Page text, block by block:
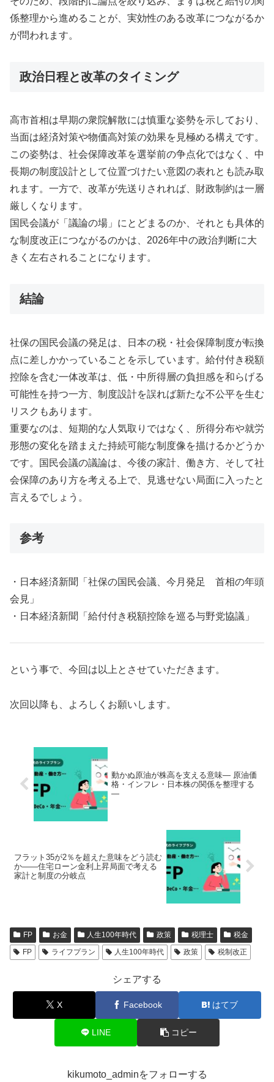
係整理から進めることが、実効性のある改革につながるか
が問われます。
政治日程と改革のタイミング
高市首相は早期の衆院解散には慎重な姿勢を示しており、
当面は経済対策や物価高対策の効果を見極める構えです。
この姿勢は、社会保障改革を選挙前の争点化ではなく、中
長期の制度設計として位置づけたい意図の表れとも読み取
れます。一方で、改革が先送りされれば、財政制約は一層
厳しくなります。
国民会議が「議論の場」にとどまるのか、それとも具体的
な制度改正につながるのかは、2026年中の政治判断に大
きく左右されることになります。
結論
社保の国民会議の発足は、日本の税・社会保障制度が転換
点に差しかかっていることを示しています。給付付き税額
控除を含む一体改革は、低・中所得層の負担感を和らげる
可能性を持つ一方、制度設計を誤れば新たな不公平を生む
リスクもあります。
重要なのは、短期的な人気取りではなく、所得分布や就労
形態の変化を踏まえた持続可能な制度像を描けるかどうか
です。国民会議の議論は、今後の家計、働き方、そして社
会保障のあり方を考える上で、見逃せない局面に入ったと
言えるでしょう。
参考
・日本経済新聞「社保の国民会議、今月発足 首相の年頭
会見」
・日本経済新聞「給付付き税額控除を巡る与野党協議」
という事で、今回は以上とさせていただきます。
次回以降も、よろしくお願いします。
動かぬ原油が株高を支える意味― 原油価
格・インフレ・日本株の関係を整理する
―
フラット35が2％を超えた意味をどう読む
か――住宅ローン金利上昇局面で考える
家計と制度の分岐点
FP お金 人生100年時代 政策 税理士
税金
FP
ライフプラン 人生100年時代 政策 税制改正
シェアする
X Facebook はてブ
LINE コピー
kikumoto_adminをフォローする